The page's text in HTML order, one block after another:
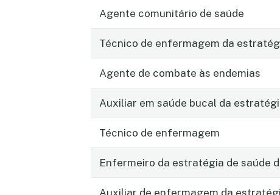
Agente comunitário de saúde
Técnico de enfermagem da
Agente de combate às endemias
Auxiliar em saúde bucal da
Técnico de enfermagem
Enfermeiro da estratégia de saúde
Auxiliar de enfermagem da